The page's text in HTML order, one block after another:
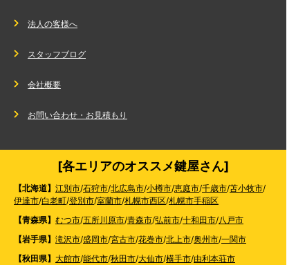
法人の客様へ
スタッフブログ
会社概要
お問い合わせ・お見積もり
[各エリアのオススメ鍵屋さん]
【北海道】 江別市/石狩市/北広島市/小樽市/恵庭市/千歳市/苫小牧市/
伊達市/白老町/登別市/室蘭市/札幌市西区/札幌市手稲区
【青森県】 むつ市/五所川原市/青森市/弘前市/十和田市/八戸市
【岩手県】 滝沢市/盛岡市/宮古市/花巻市/北上市/奥州市/一関市
【秋田県】 大館市/能代市/秋田市/大仙市/横手市/由利本荘市